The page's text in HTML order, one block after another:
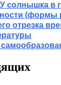
солнышка в
(формы
отрезка